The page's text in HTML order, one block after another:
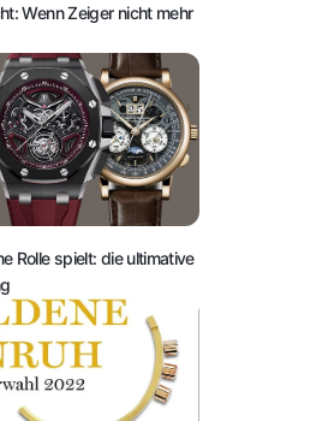
Wenn Zeiger nicht mehr
Rolle spielt: die ultimative